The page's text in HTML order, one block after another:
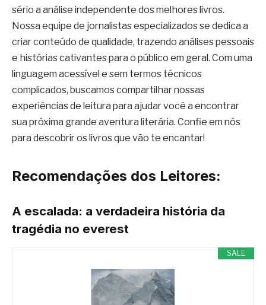
sério a análise independente dos melhores livros.
Nossa equipe de jornalistas especializados se dedica a
criar conteúdo de qualidade, trazendo análises pessoais
e histórias cativantes para o público em geral. Com uma
linguagem acessível e sem termos técnicos
complicados, buscamos compartilhar nossas
experiências de leitura para ajudar você a encontrar
sua próxima grande aventura literária. Confie em nós
para descobrir os livros que vão te encantar!
Recomendações dos Leitores:
A escalada: a verdadeira história da
tragédia no everest
SALE